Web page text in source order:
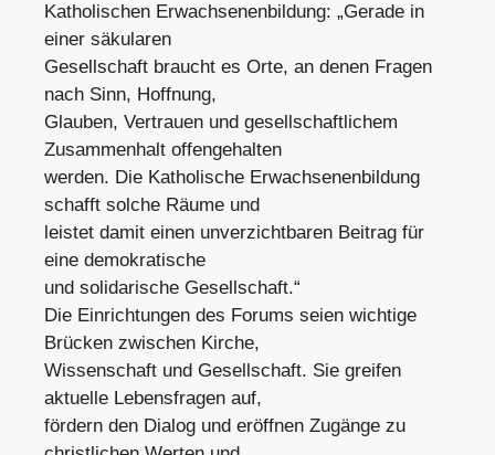
Katholischen Erwachsenenbildung: „Gerade in
einer säkularen
Gesellschaft braucht es Orte, an denen Fragen
nach Sinn, Hoffnung,
Glauben, Vertrauen und gesellschaftlichem
Zusammenhalt offengehalten
werden. Die Katholische Erwachsenenbildung
schafft solche Räume und
leistet damit einen unverzichtbaren Beitrag für
eine demokratische
und solidarische Gesellschaft.“
Die Einrichtungen des Forums seien wichtige
Brücken zwischen Kirche,
Wissenschaft und Gesellschaft. Sie greifen
aktuelle Lebensfragen auf,
fördern den Dialog und eröffnen Zugänge zu